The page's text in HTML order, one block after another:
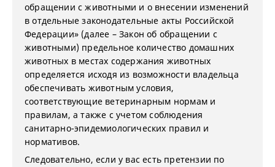
обращении с животными и о внесении изменений
в отдельные законодательные акты Российской
Федерации» (далее – Закон об обращении с
животными) предельное количество домашних
животных в местах содержания животных
определяется исходя из возможности владельца
обеспечивать животным условия,
соответствующие ветеринарным нормам и
правилам, а также с учетом соблюдения
санитарно-эпидемиологических правил и
нормативов.
Следовательно, если у вас есть претензии по